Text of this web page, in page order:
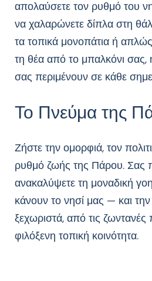
απολαύσετε τον ρυθμό του
να χαλαρώνετε δίπλα στη
τα τοπικά μονοπάτια ή
τη θέα από το μπαλκόνι σας,
σας περιμένουν σε κάθε
Το Πνεύμα της
Ζήστε την ομορφιά, τον
ρυθμό ζωής της Πάρου. Σας
ανακαλύψετε τη μοναδική
κάνουν το νησί μας — και
ξεχωριστά, από τις ζωντανές
φιλόξενη τοπική κοινότητα.